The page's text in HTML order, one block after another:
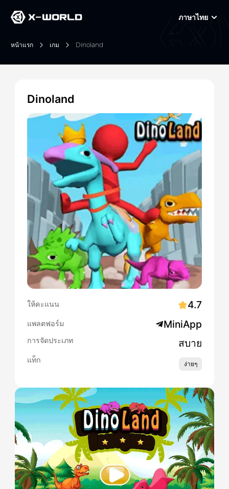
ภาษาไทย
หน้าแรก เกม Dinoland
Slide 1 of 1
Dinoland
ให้คะแนน 4.7
แพลตฟอร์ม MiniApp
การจัดประเภท สบาย
แท็ก ง่ายๆ